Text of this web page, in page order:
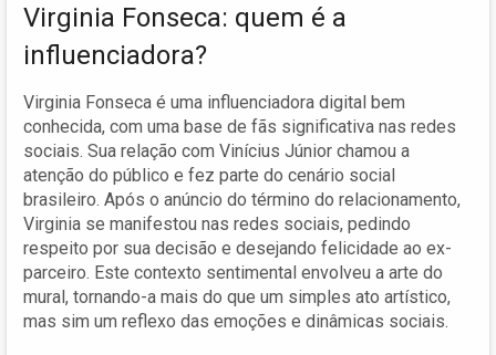
Virginia Fonseca: quem é a
influenciadora?
Virginia Fonseca é uma influenciadora digital bem
conhecida, com uma base de fãs significativa nas redes
sociais. Sua relação com Vinícius Júnior chamou a
atenção do público e fez parte do cenário social
brasileiro. Após o anúncio do término do relacionamento,
Virginia se manifestou nas redes sociais, pedindo
respeito por sua decisão e desejando felicidade ao ex-
parceiro. Este contexto sentimental envolveu a arte do
mural, tornando-a mais do que um simples ato artístico,
mas sim um reflexo das emoções e dinâmicas sociais.